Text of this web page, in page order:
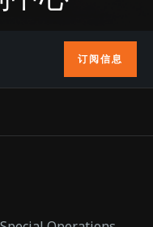
订阅信息